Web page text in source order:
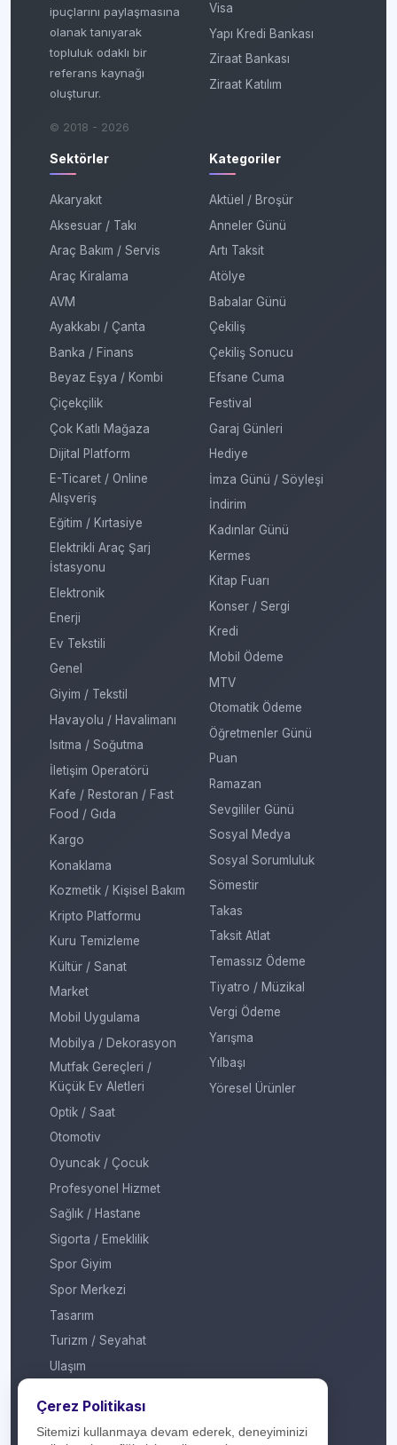
ipuçlarını paylaşmasına
olanak tanıyarak
topluluk odaklı bir
referans kaynağı
oluşturur.
© 2018 - 2026
Visa
Yapı Kredi Bankası
Ziraat Bankası
Ziraat Katılım
Sektörler
Akaryakıt
Aksesuar / Takı
Araç Bakım / Servis
Araç Kiralama
AVM
Ayakkabı / Çanta
Banka / Finans
Beyaz Eşya / Kombi
Çiçekçilik
Çok Katlı Mağaza
Dijital Platform
E-Ticaret / Online
Alışveriş
Eğitim / Kırtasiye
Elektrikli Araç Şarj
İstasyonu
Elektronik
Enerji
Ev Tekstili
Genel
Giyim / Tekstil
Havayolu / Havalimanı
Isıtma / Soğutma
İletişim Operatörü
Kafe / Restoran / Fast
Food / Gıda
Kargo
Konaklama
Kozmetik / Kişisel Bakım
Kripto Platformu
Kuru Temizleme
Kültür / Sanat
Market
Mobil Uygulama
Mobilya / Dekorasyon
Mutfak Gereçleri /
Küçük Ev Aletleri
Optik / Saat
Otomotiv
Oyuncak / Çocuk
Profesyonel Hizmet
Sağlık / Hastane
Sigorta / Emeklilik
Spor Giyim
Spor Merkezi
Tasarım
Turizm / Seyahat
Ulaşım
Yurt Dışı / Duty Free
Kategoriler
Aktüel / Broşür
Anneler Günü
Artı Taksit
Atölye
Babalar Günü
Çekiliş
Çekiliş Sonucu
Efsane Cuma
Festival
Garaj Günleri
Hediye
İmza Günü / Söyleşi
İndirim
Kadınlar Günü
Kermes
Kitap Fuarı
Konser / Sergi
Kredi
Mobil Ödeme
MTV
Otomatik Ödeme
Öğretmenler Günü
Puan
Ramazan
Sevgililer Günü
Sosyal Medya
Sosyal Sorumluluk
Sömestir
Takas
Taksit Atlat
Temassız Ödeme
Tiyatro / Müzikal
Vergi Ödeme
Yarışma
Yılbaşı
Yöresel Ürünler
Çerez Politikası
Sitemizi kullanmaya devam ederek, deneyiminizi